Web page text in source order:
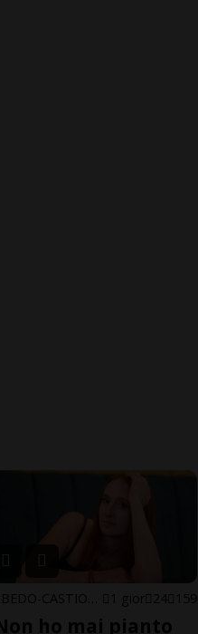
1 gior 24 159
ho mai pianto